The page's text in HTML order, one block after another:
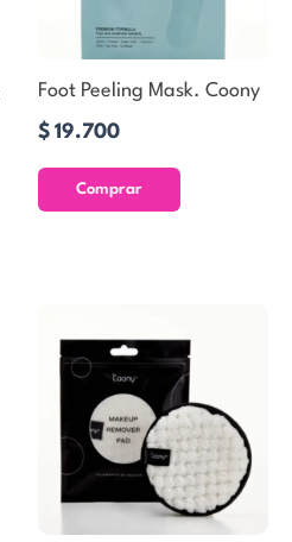
Foot Peeling Mask. Coony
$ 19.700
Comprar
precio
original
era:
$7.200.
precio
actual
es:
$6.370.